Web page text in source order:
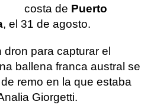
costa de Puerto
, el 31 de agosto.
para capturar el
ballena franca austral se
remo en la que estaba
Giorgetti.